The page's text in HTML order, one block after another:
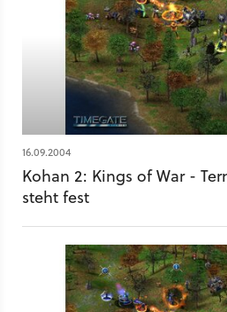
16.09.2004
Kohan 2: Kings of War -
steht fest